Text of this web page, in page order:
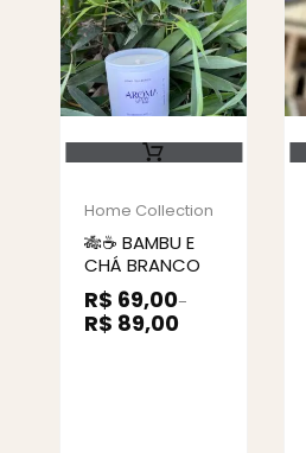
Home Collection
🎋☕ BAMBU E
CHÁ BRANCO
R$ 69,00–
R$ 89,00